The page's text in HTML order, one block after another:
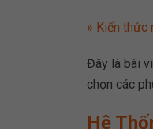
» Kiến thức
Đây là bài
chọn các
Hệ